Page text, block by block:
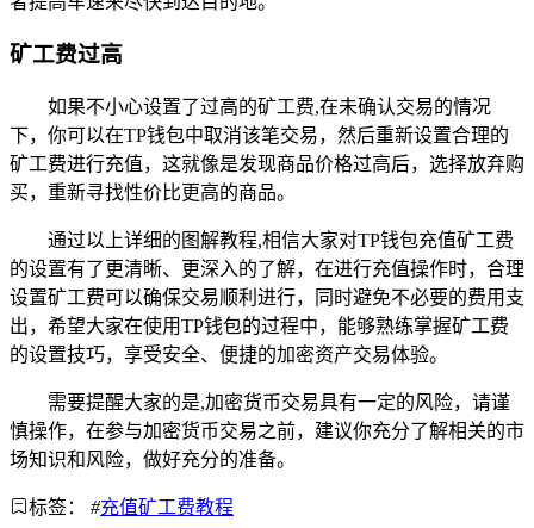
矿工费过高
如果不小心设置了过高的矿工费,在未确认交易的情况
下，你可以在TP钱包中取消该笔交易，然后重新设置合理的
矿工费进行充值，这就像是发现商品价格过高后，选择放弃购
买，重新寻找性价比更高的商品。
通过以上详细的图解教程,相信大家对TP钱包充值矿工费
的设置有了更清晰、更深入的了解，在进行充值操作时，合理
设置矿工费可以确保交易顺利进行，同时避免不必要的费用支
出，希望大家在使用TP钱包的过程中，能够熟练掌握矿工费
的设置技巧，享受安全、便捷的加密资产交易体验。
需要提醒大家的是,加密货币交易具有一定的风险，请谨
慎操作，在参与加密货币交易之前，建议你充分了解相关的市
场知识和风险，做好充分的准备。
标签： #充值矿工费教程